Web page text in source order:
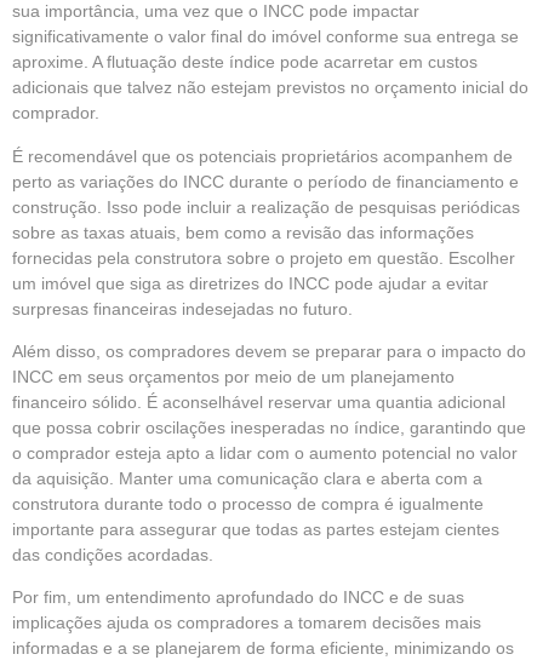
sua importância, uma vez que o INCC pode impactar
significativamente o valor final do imóvel conforme sua entrega se
aproxime. A flutuação deste índice pode acarretar em custos
adicionais que talvez não estejam previstos no orçamento inicial do
comprador.
É recomendável que os potenciais proprietários acompanhem de
perto as variações do INCC durante o período de financiamento e
construção. Isso pode incluir a realização de pesquisas periódicas
sobre as taxas atuais, bem como a revisão das informações
fornecidas pela construtora sobre o projeto em questão. Escolher
um imóvel que siga as diretrizes do INCC pode ajudar a evitar
surpresas financeiras indesejadas no futuro.
Além disso, os compradores devem se preparar para o impacto do
INCC em seus orçamentos por meio de um planejamento
financeiro sólido. É aconselhável reservar uma quantia adicional
que possa cobrir oscilações inesperadas no índice, garantindo que
o comprador esteja apto a lidar com o aumento potencial no valor
da aquisição. Manter uma comunicação clara e aberta com a
construtora durante todo o processo de compra é igualmente
importante para assegurar que todas as partes estejam cientes
das condições acordadas.
Por fim, um entendimento aprofundado do INCC e de suas
implicações ajuda os compradores a tomarem decisões mais
informadas e a se planejarem de forma eficiente, minimizando os